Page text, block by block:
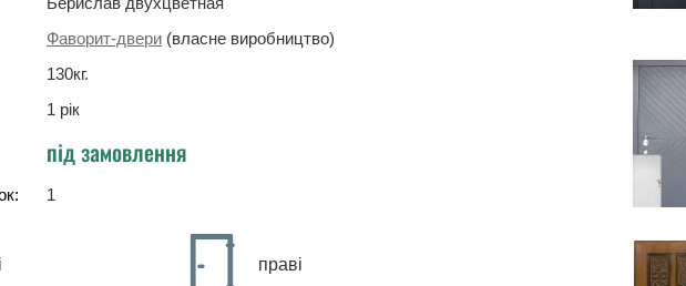
Фаворит-двери (власне виробництво)
130кг.
1 рік
під замовлення
1
праві